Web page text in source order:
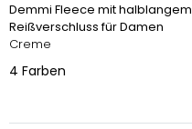
Demmi Fleece mit halblangem
Reißverschluss für Damen
Creme
4 Farben